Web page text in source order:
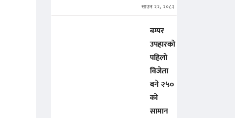
साउन २२, २०८३
बम्पर
उपहारको
पहिलो
विजेता
बने २५०
को
सामान